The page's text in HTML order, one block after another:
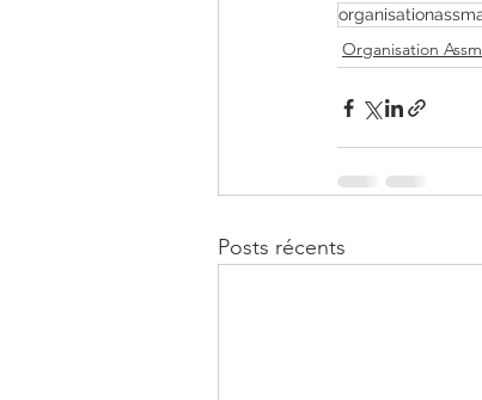
Organisation
Posts récents